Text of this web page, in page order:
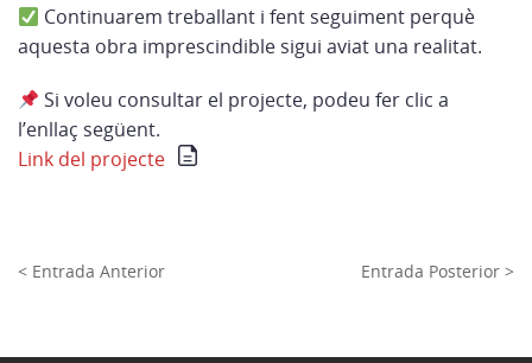
Continuarem treballant i fent seguiment perquè
aquesta obra imprescindible sigui aviat una realitat.
Si voleu consultar el projecte, podeu fer clic a
l’enllaç següent.
Link del projecte
< Entrada Anterior Entrada Posterior >